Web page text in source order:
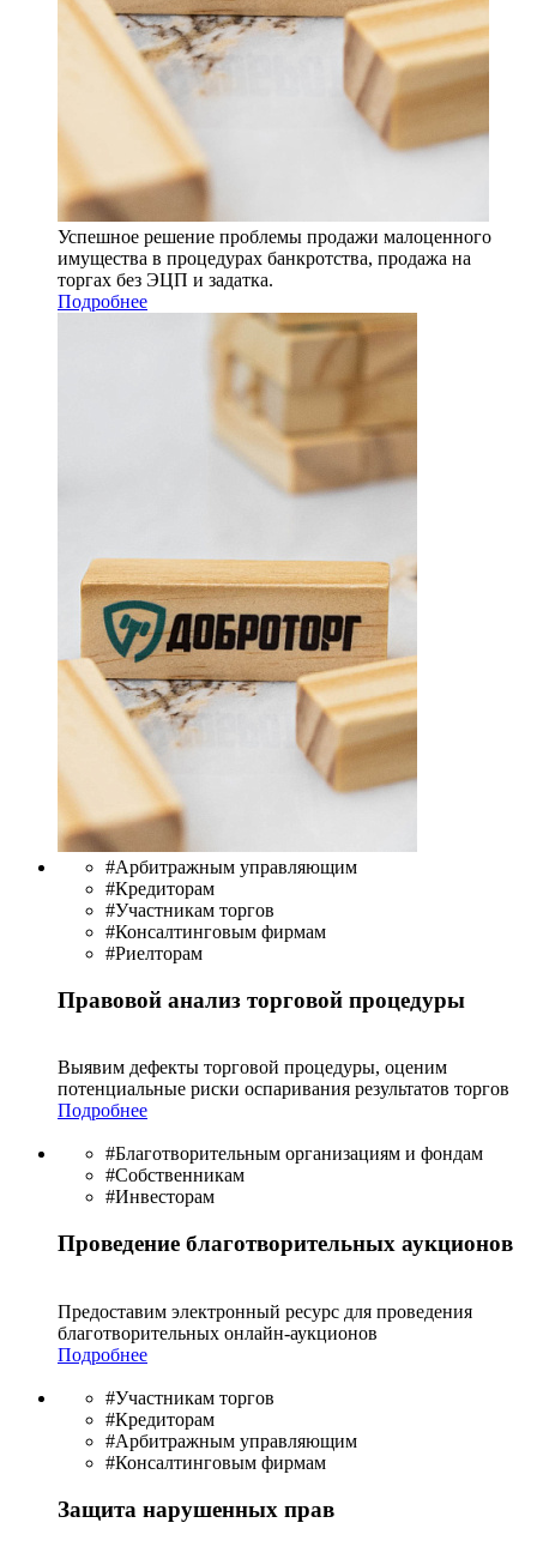
Успешное решение проблемы продажи малоценного
имущества в процедурах банкротства, продажа на
торгах без ЭЦП и задатка.
Подробнее
#Арбитражным управляющим
#Кредиторам
#Участникам торгов
#Консалтинговым фирмам
#Риелторам
Правовой анализ торговой процедуры
Выявим дефекты торговой процедуры, оценим
потенциальные риски оспаривания результатов торгов
Подробнее
#Благотворительным организациям и фондам
#Собственникам
#Инвесторам
Проведение благотворительных аукционов
Предоставим электронный ресурс для проведения
благотво­рительных онлайн-аукционов
Подробнее
#Участникам торгов
#Кредиторам
#Арбитражным управляющим
#Консалтинговым фирмам
Защита нарушенных прав